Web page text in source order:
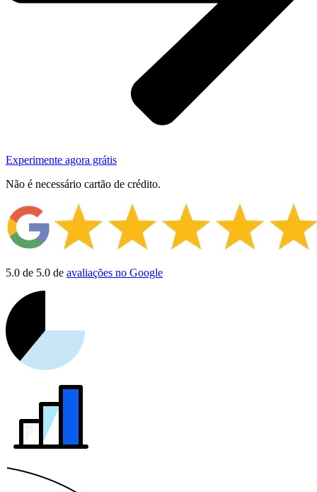
Experimente agora grátis
Não é necessário cartão de crédito.
5.0 de 5.0 de avaliações no Google